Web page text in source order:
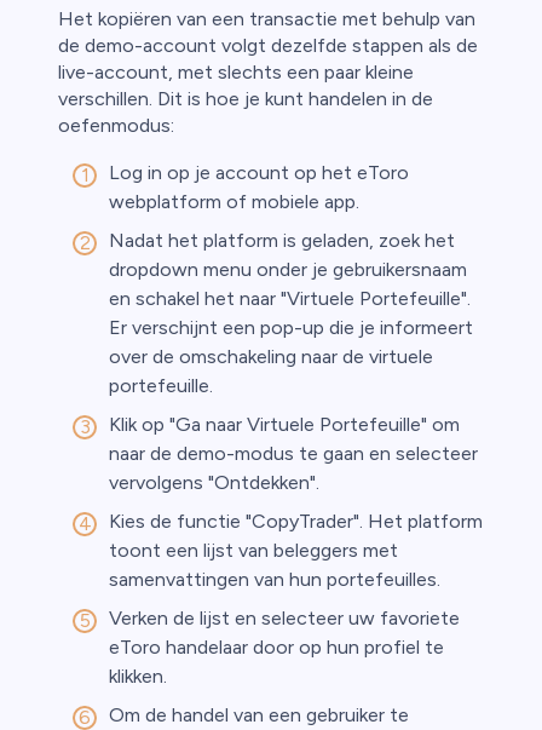
Het kopiëren van een transactie met behulp van
de demo-account volgt dezelfde stappen als de
live-account, met slechts een paar kleine
verschillen. Dit is hoe je kunt handelen in de
oefenmodus:
Log in op je account op het eToro
webplatform of mobiele app.
Nadat het platform is geladen, zoek het
dropdown menu onder je gebruikersnaam
en schakel het naar "Virtuele Portefeuille".
Er verschijnt een pop-up die je informeert
over de omschakeling naar de virtuele
portefeuille.
Klik op "Ga naar Virtuele Portefeuille" om
naar de demo-modus te gaan en selecteer
vervolgens "Ontdekken".
Kies de functie "CopyTrader". Het platform
toont een lijst van beleggers met
samenvattingen van hun portefeuilles.
Verken de lijst en selecteer uw favoriete
eToro handelaar door op hun profiel te
klikken.
Om de handel van een gebruiker te